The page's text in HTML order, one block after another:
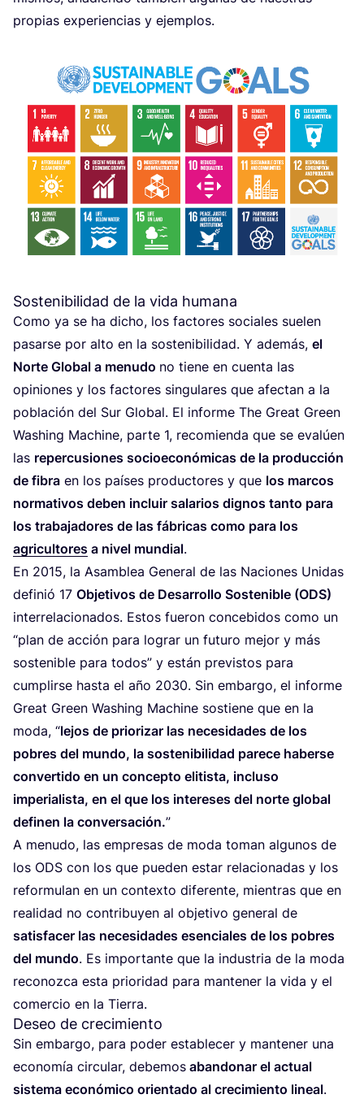
pro­pias expe­rien­cias y ejemplos.
Sostenibilidad de la vida humana
Como ya se ha dicho, los fac­to­res socia­les sue­len
pasar­se por alto en la sos­te­ni­bi­li­dad. Y ade­más, el
Nor­te Glo­bal a menu­do no tie­ne en cuen­ta las
opi­nio­nes y los fac­to­res sin­gu­la­res que afec­tan a la
pobla­ción del Sur Glo­bal. El infor­me The Great Green
Washing Machi­ne, par­te 1, reco­mien­da que se eva­lúen
las reper­cu­sio­nes socio­eco­nó­mi­cas de la pro­duc­ción
de fibra en los paí­ses pro­duc­to­res y que los mar­cos
nor­ma­ti­vos deben incluir sala­rios dig­nos tan­to para
los tra­ba­ja­do­res de las fábri­cas como para los
agri­cul­to­res a nivel mun­dial.
En 2015, la Asam­blea Gene­ral de las Nacio­nes Uni­das
defi­nió 17 Obje­ti­vos de Desa­rro­llo Sos­te­ni­ble (ODS)
inter­re­la­cio­na­dos. Estos fue­ron con­ce­bi­dos como un
“plan de acción para lograr un futu­ro mejor y más
sos­te­ni­ble para todos” y están pre­vis­tos para
cum­plir­se has­ta el año 2030. Sin embar­go, el infor­me
Great Green Washing Machi­ne sos­tie­ne que en la
moda, “lejos de prio­ri­zar las nece­si­da­des de los
pobres del mun­do, la sos­te­ni­bi­li­dad pare­ce haber­se
con­ver­ti­do en un con­cep­to eli­tis­ta, inclu­so
impe­ria­lis­ta, en el que los intere­ses del nor­te glo­bal
defi­nen la con­ver­sa­ción.”
A menu­do, las empre­sas de moda toman algu­nos de
los ODS con los que pue­den estar rela­cio­na­das y los
refor­mu­lan en un con­tex­to dife­ren­te, mien­tras que en
reali­dad no con­tri­bu­yen al obje­ti­vo gene­ral de
satis­fa­cer las nece­si­da­des esen­cia­les de los pobres
del mun­do. Es impor­tan­te que la indus­tria de la moda
reco­noz­ca esta prio­ri­dad para man­te­ner la vida y el
comer­cio en la Tierra.
Deseo de crecimiento
Sin embar­go, para poder esta­ble­cer y man­te­ner una
eco­no­mía cir­cu­lar, debe­mos aban­do­nar el actual
sis­te­ma eco­nó­mi­co orien­ta­do al cre­ci­mien­to lineal.